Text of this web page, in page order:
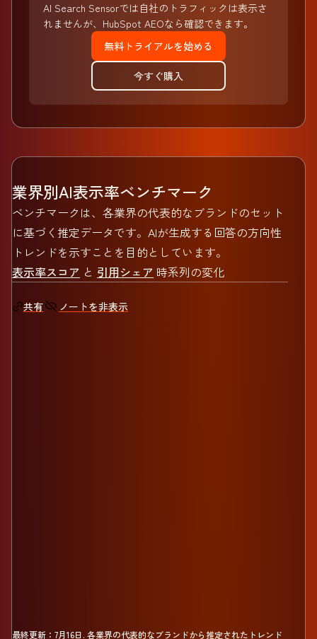
AI Search Sensorでは自社のトラフィックは表示さ
れませんが、HubSpot AEOなら確認できます。
無料トライアルを始める
今すぐ購入
業界別AI表示率ベンチマーク
ベンチマークは、各業界の代表的なブランドのセット
に基づく推定データです。AIが生成する回答の方向性
トレンドを示すことを目的としています。
表示率スコア と 引用シェア 時系列の変化
共有 ノートを非表示
最終更新： 7月16日. 各業界の代表的なブランドから推定されたトレンド